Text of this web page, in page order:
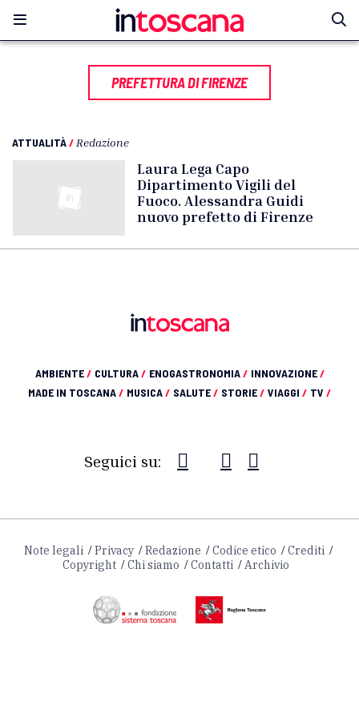
PREFETTURA DI FIRENZE
ATTUALITÀ/ Redazione
Laura Lega Capo
Dipartimento Vigili del
Fuoco. Alessandra Guidi
nuovo prefetto di Firenze
AMBIENTE/ CULTURA/ ENOGASTRONOMIA/ INNOVAZIONE/
MADE IN TOSCANA/ MUSICA/ SALUTE/ STORIE/ VIAGGI / TV /
Seguici su:
Note legali Privacy Redazione Codice etico
Crediti
Copyright
Chi siamo Contatti Archivio